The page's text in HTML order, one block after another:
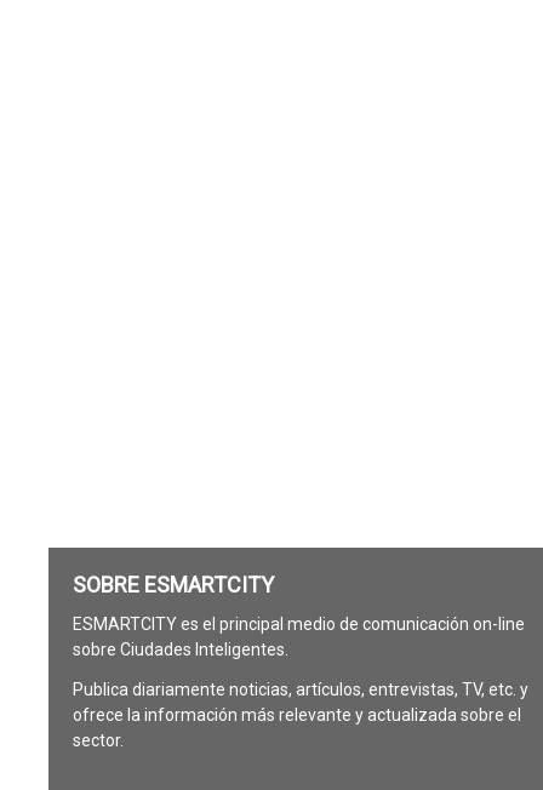
SOBRE ESMARTCITY
ESMARTCITY es el principal medio de comunicación on-line
sobre Ciudades Inteligentes.
Publica diariamente noticias, artículos, entrevistas, TV, etc. y
ofrece la información más relevante y actualizada sobre el
sector.